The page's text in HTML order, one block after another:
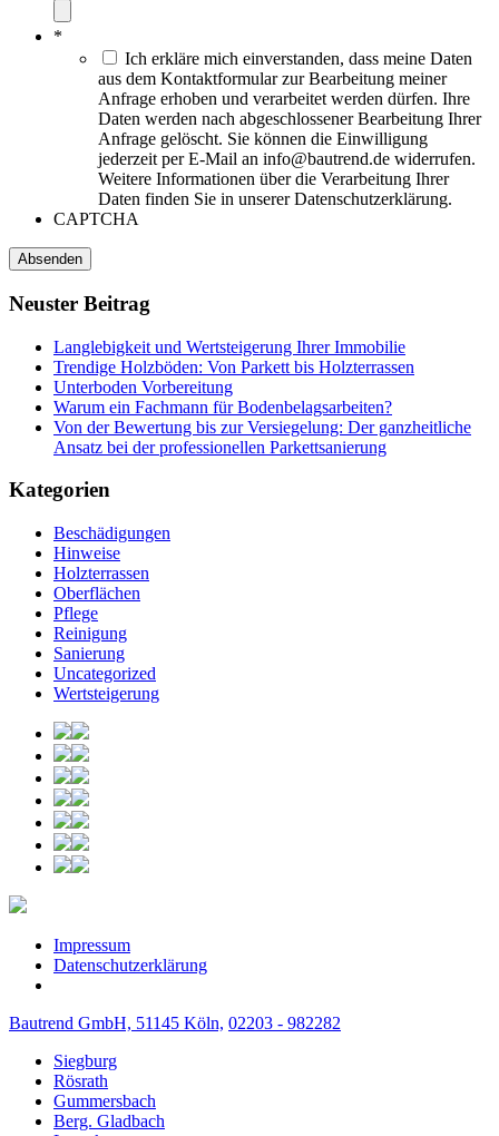
*
Ich erkläre mich einverstanden, dass meine Daten
aus dem Kontaktformular zur Bearbeitung meiner
Anfrage erhoben und verarbeitet werden dürfen. Ihre
Daten werden nach abgeschlossener Bearbeitung Ihrer
Anfrage gelöscht. Sie können die Einwilligung
jederzeit per E-Mail an info@bautrend.de widerrufen.
Weitere Informationen über die Verarbeitung Ihrer
Daten finden Sie in unserer Datenschutzerklärung.
CAPTCHA
Neuster Beitrag
Langlebigkeit und Wertsteigerung Ihrer Immobilie
Trendige Holzböden: Von Parkett bis Holzterrassen
Unterboden Vorbereitung
Warum ein Fachmann für Bodenbelagsarbeiten?
Von der Bewertung bis zur Versiegelung: Der ganzheitliche
Ansatz bei der professionellen Parkettsanierung
Kategorien
Beschädigungen
Hinweise
Holzterrassen
Oberflächen
Pflege
Reinigung
Sanierung
Uncategorized
Wertsteigerung
Impressum
Datenschutzerklärung
Bautrend GmbH, 51145 Köln, 02203 - 982282
Siegburg
Rösrath
Gummersbach
Berg. Gladbach